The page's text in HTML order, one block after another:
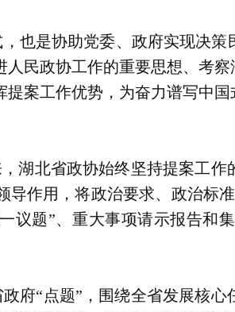
也是协助党委、政府实现决
民政协工作的重要思想、考
案工作优势，为奋力谱写中
湖北省政协始终坚持提案工
作用，将政治要求、政治标
议题”、重大事项请示报告和
府“点题”，围绕全省发展核